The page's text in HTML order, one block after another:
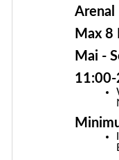
Arenal
Max 8
Mai -